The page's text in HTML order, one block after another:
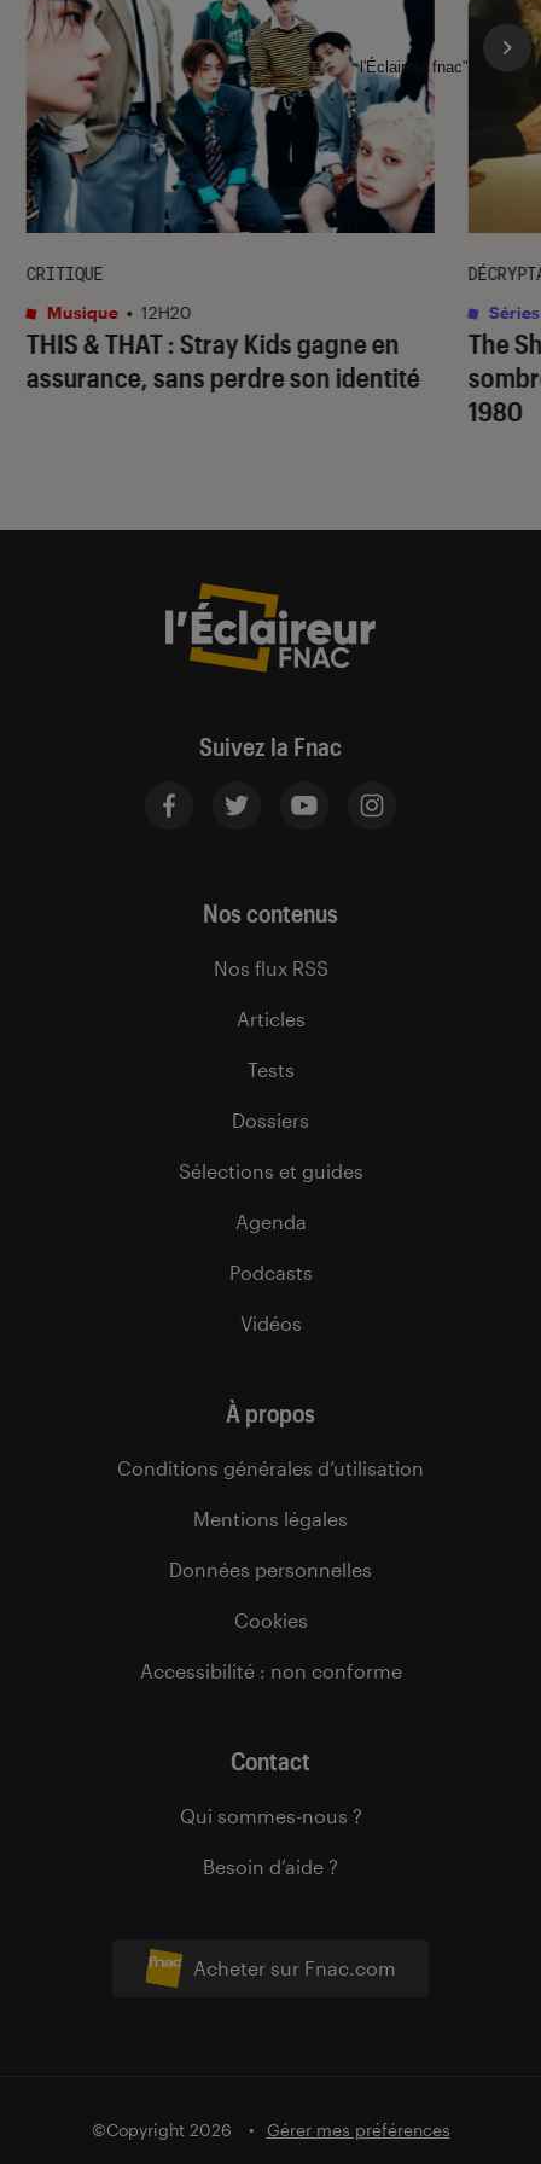
THIS & THAT: Stray Kids gagne en
assurance, sans perdre son identité
CRITIQUE
Musique • 12H20
The
1980
Séries
l'Éclaireur fnac">
Suivez la Fnac
Acheter sur Fnac.com
Nos contenus
Nos flux RSS
Articles
Tests
Dossiers
Sélections et guides
Agenda
Podcasts
Vidéos
À propos
Conditions générales d’utilisation
Mentions légales
Données personnelles
Cookies
Accessibilité : non conforme
Contact
Qui sommes-nous ?
Besoin d’aide ?
©Copyright 2026 Gérer mes préférences